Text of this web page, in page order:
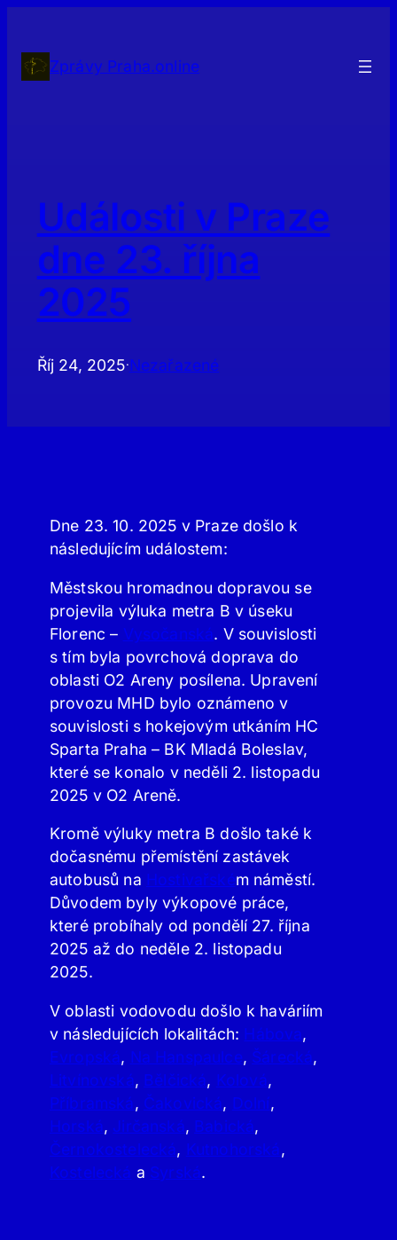
obsahZprávy Praha.online
Události v Praze
dne 23. října
2025
Říj 24, 2025·Nezařazené
Dne 23. 10. 2025 v Praze došlo k
následujícím událostem:
Městskou hromadnou dopravou se
projevila výluka metra B v úseku
Florenc – Vysočanská. V souvislosti
s tím byla povrchová doprava do
oblasti O2 Areny posílena. Upravení
provozu MHD bylo oznámeno v
souvislosti s hokejovým utkáním HC
Sparta Praha – BK Mladá Boleslav,
které se konalo v neděli 2. listopadu
2025 v O2 Areně.
Kromě výluky metra B došlo také k
dočasnému přemístění zastávek
autobusů na Hostivařském náměstí.
Důvodem byly výkopové práce,
které probíhaly od pondělí 27. října
2025 až do neděle 2. listopadu
2025.
V oblasti vodovodu došlo k haváriím
v následujících lokalitách: Hábova,
Evropská, Na Hanspaulce, Šárecká,
Litvínovská, Bělčická, Kolová,
Příbramská, Čakovická, Dolní,
Horská, Jirčanská, Babická,
Černokostelecká, Kutnohorská,
Kostelecká a Syrská.